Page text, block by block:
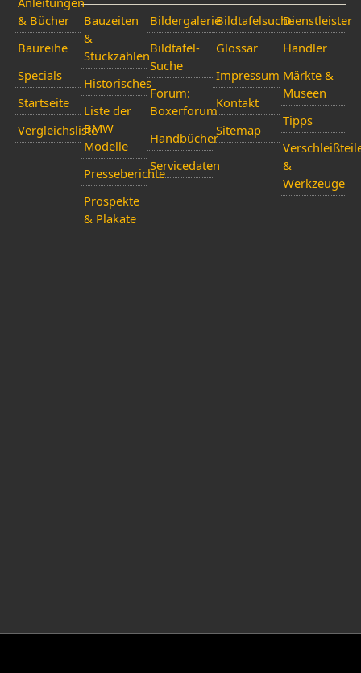
& Bücher
Baureihe
Specials
Startseite
Vergleichsliste
Bauzeiten
&
Stückzahlen
Historisches
Liste der
BMW
Modelle
Presseberichte
Prospekte
& Plakate
Bildergalerie
Bildtafel-
Suche
Forum:
Boxerforum
Handbücher
Servicedaten
Bildtafelsuche
Glossar
Impressum
Kontakt
Sitemap
Dienstleister
Händler
Märkte &
Museen
Tipps
&
Werkzeuge